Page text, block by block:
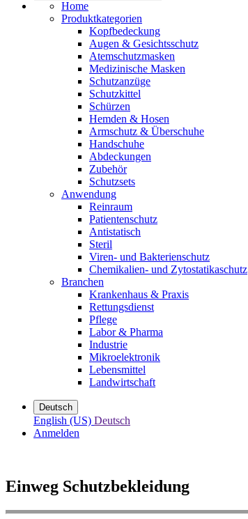
Home
Produktkategorien
Kopfbedeckung
Augen & Gesichtsschutz
Atemschutzmasken
Medizinische Masken
Schutzanzüge
Schutzkittel
Schürzen
Hemden & Hosen
Armschutz & Überschuhe
Handschuhe
Abdeckungen
Zubehör
Schutzsets
Anwendung
Reinraum
Patientenschutz
Antistatisch
Steril
Viren- und Bakterienschutz
Chemikalien- und Zytostatikaschutz
Branchen
Krankenhaus & Praxis
Rettungsdienst
Pflege
Labor & Pharma
Industrie
Mikroelektronik
Lebensmittel
Landwirtschaft
Deutsch
English (US) Deutsch
Anmelden
Einweg Schutzbekleidung